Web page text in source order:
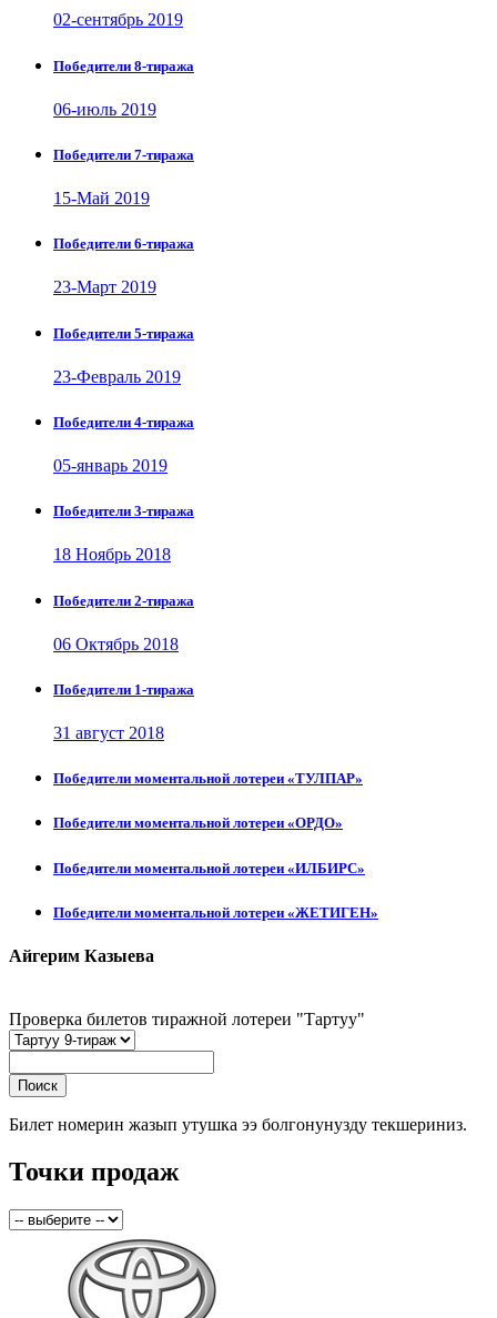
02-сентябрь 2019
Победители 8-тиража
06-июль 2019
Победители 7-тиража
15-Май 2019
Победители 6-тиража
23-Март 2019
Победители 5-тиража
23-Февраль 2019
Победители 4-тиража
05-январь 2019
Победители 3-тиража
18 Ноябрь 2018
Победители 2-тиража
06 Октябрь 2018
Победители 1-тиража
31 август 2018
Победители моментальной лотереи «ТУЛПАР»
Победители моментальной лотереи «ОРДО»
Победители моментальной лотереи «ИЛБИРС»
Победители моментальной лотереи «ЖЕТИГЕН»
Айгерим Казыева
Проверка билетов тиражной лотереи "Тартуу"
Билет номерин жазып утушка ээ болгонунузду текшериниз.
Точки продаж